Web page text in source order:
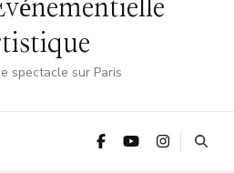
spectacle sur Paris